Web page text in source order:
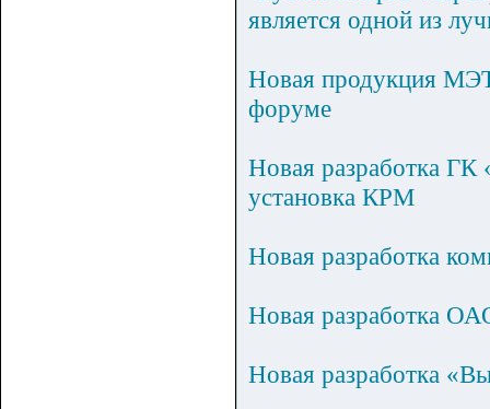
является одной из
Новая продукция
форуме
Новая разработка
установка КРМ
Новая разработка
Новая разработка
Новая разработка